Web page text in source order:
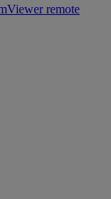
remote